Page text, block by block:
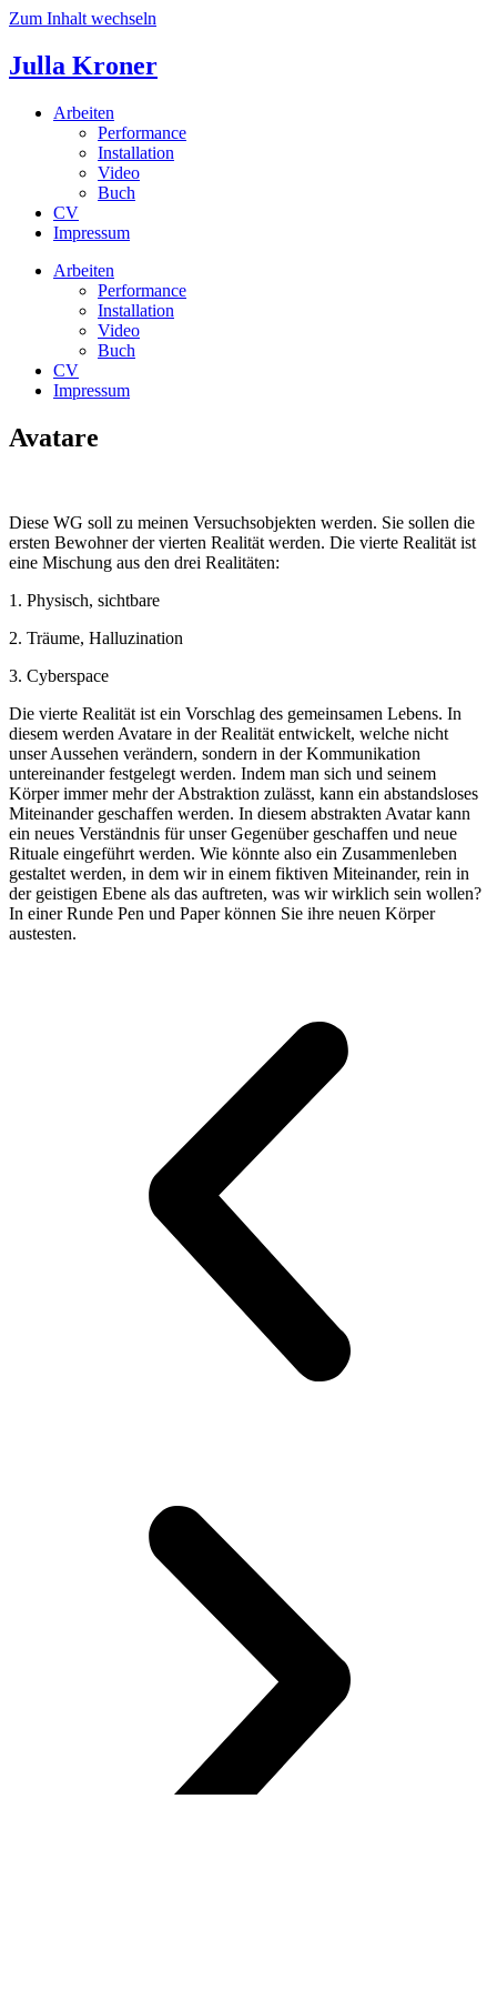
Zum Inhalt wechseln
Julla Kroner
Arbeiten
Performance
Installation
Video
Buch
CV
Impressum
Arbeiten
Performance
Installation
Video
Buch
CV
Impressum
Avatare
Diese WG soll zu meinen Versuchsobjekten werden. Sie sollen die
ersten Bewohner der vierten Realität werden. Die vierte Realität ist
eine Mischung aus den drei Realitäten:
1. Physisch, sichtbare
2. Träume, Halluzination
3. Cyberspace
Die vierte Realität ist ein Vorschlag des gemeinsamen Lebens. In
diesem werden Avatare in der Realität entwickelt, welche nicht
unser Aussehen verändern, sondern in der Kommunikation
untereinander festgelegt werden. Indem man sich und seinem
Körper immer mehr der Abstraktion zulässt, kann ein abstandsloses
Miteinander geschaffen werden. In diesem abstrakten Avatar kann
ein neues Verständnis für unser Gegenüber geschaffen und neue
Rituale eingeführt werden. Wie könnte also ein Zusammenleben
gestaltet werden, in dem wir in einem fiktiven Miteinander, rein in
der geistigen Ebene als das auftreten, was wir wirklich sein wollen?
In einer Runde Pen und Paper können Sie ihre neuen Körper
austesten.